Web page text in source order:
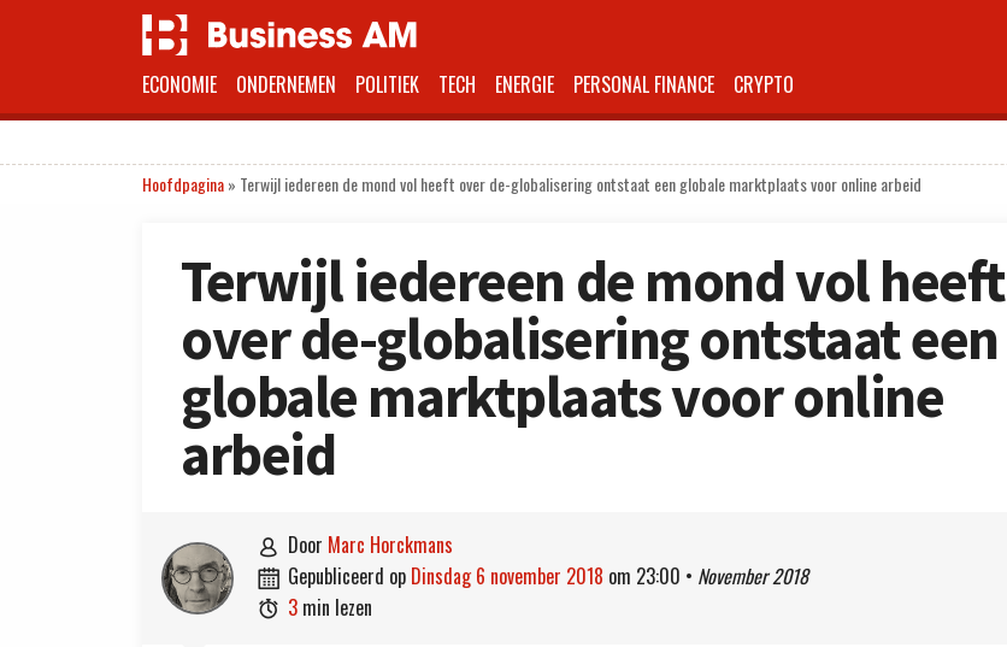
ECONOMIE ONDERNEMEN POLITIEK TECH ENERGIE PERSONAL FINANCE CRYPTO
Hoofdpagina» Terwijl iedereen de mond vol heeft over de-globalisering ontstaat een globale marktplaats voor online arbeid
Terwijl iedereen de mond vol heeft
over de-globalisering ontstaat een
globale marktplaats voor online
arbeid
 door Marc Horckmans
 gepubliceerd op dinsdag 6 november 2018 om 23:00 • November 2018
 3 min lezen